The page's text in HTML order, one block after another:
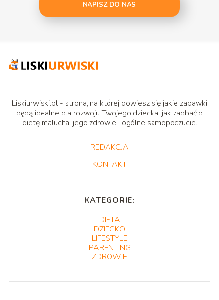
NAPISZ DO NAS
Liskiurwiski.pl - strona, na której dowiesz się jakie zabawki
będą idealne dla rozwoju Twojego dziecka, jak zadbać o
dietę malucha, jego zdrowie i ogólne samopoczucie.
REDAKCJA
KONTAKT
KATEGORIE:
DIETA
DZIECKO
LIFESTYLE
PARENTING
ZDROWIE